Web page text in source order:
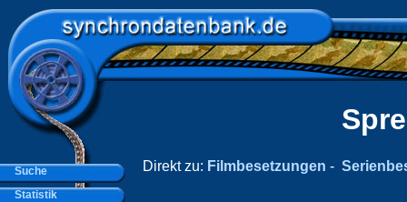
Direkt zu: Filmbesetzungen -
Suche
Statistik